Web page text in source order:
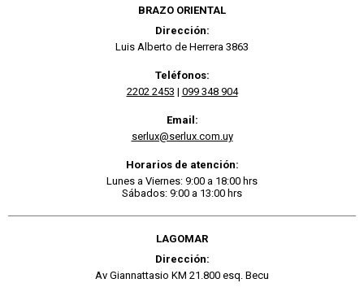
BRAZO ORIENTAL
Dirección:
Luis Alberto de Herrera 3863
Teléfonos:
2202 2453 | 099 348 904
Email:
serlux@serlux.com.uy
Horarios de atención:
Lunes a Viernes: 9:00 a 18:00 hrs
Sábados: 9:00 a 13:00 hrs
LAGOMAR
Dirección:
Av Giannattasio KM 21.800 esq. Becu